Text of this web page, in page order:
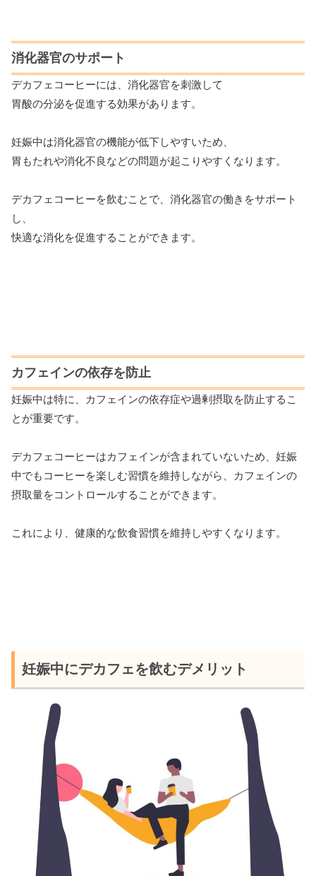
消化器官のサポート
デカフェコーヒーには、消化器官を刺激して
胃酸の分泌を促進する効果があります。
妊娠中は消化器官の機能が低下しやすいため、
胃もたれや消化不良などの問題が起こりやすくなります。
デカフェコーヒーを飲むことで、消化器官の働きをサポート
し、
快適な消化を促進することができます。
カフェインの依存を防止
妊娠中は特に、カフェインの依存症や過剰摂取を防止するこ
とが重要です。
デカフェコーヒーはカフェインが含まれていないため、妊娠
中でもコーヒーを楽しむ習慣を維持しながら、カフェインの
摂取量をコントロールすることができます。
これにより、健康的な飲食習慣を維持しやすくなります。
妊娠中にデカフェを飲むデメリット